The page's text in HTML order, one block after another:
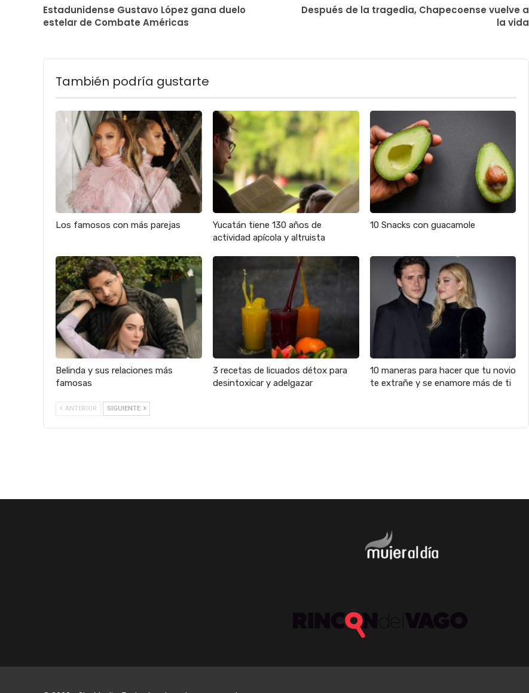
Estadunidense Gustavo López gana duelo
estelar de Combate Américas
Después de la tragedia, Chapecoense vuelve a
la vida
También podría gustarte
Los famosos con más parejas
Yucatán tiene 130 años de
actividad apícola y altruista
10 Snacks con guacamole
Belinda y sus relaciones más
famosas
3 recetas de licuados détox para
desintoxicar y adelgazar
10 maneras para hacer que tu novio
te extrañe y se enamore más de ti
ANTERIOR SIGUIENTE